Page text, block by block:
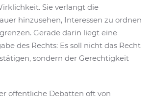
Sie verlangt die
hinzusehen, Interessen zu ordnen
Gerade darin liegt eine
des Rechts: Es soll nicht das Recht
sondern der Gerechtigkeit
öffentliche Debatten oft von